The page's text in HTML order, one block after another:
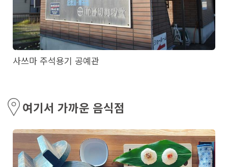
사쓰마 주석용기 공예관
여기서 가까운 음식점